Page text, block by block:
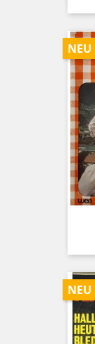
NEU
NEU